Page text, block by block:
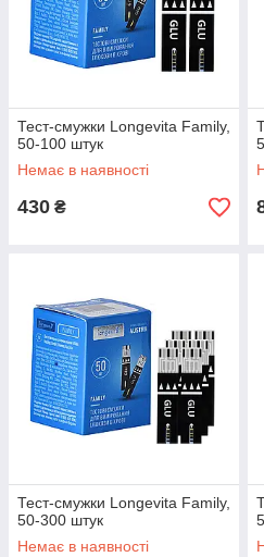
Оптові товари - для такого
купівлі через "Prom
у разі замовлення в точку
при замовленні на
Тест-смужки Longevita Family,
50-100 штук
Немає в наявності
430 ₴
Тест-смужки Longevita Family,
50-300 штук
Немає в наявності